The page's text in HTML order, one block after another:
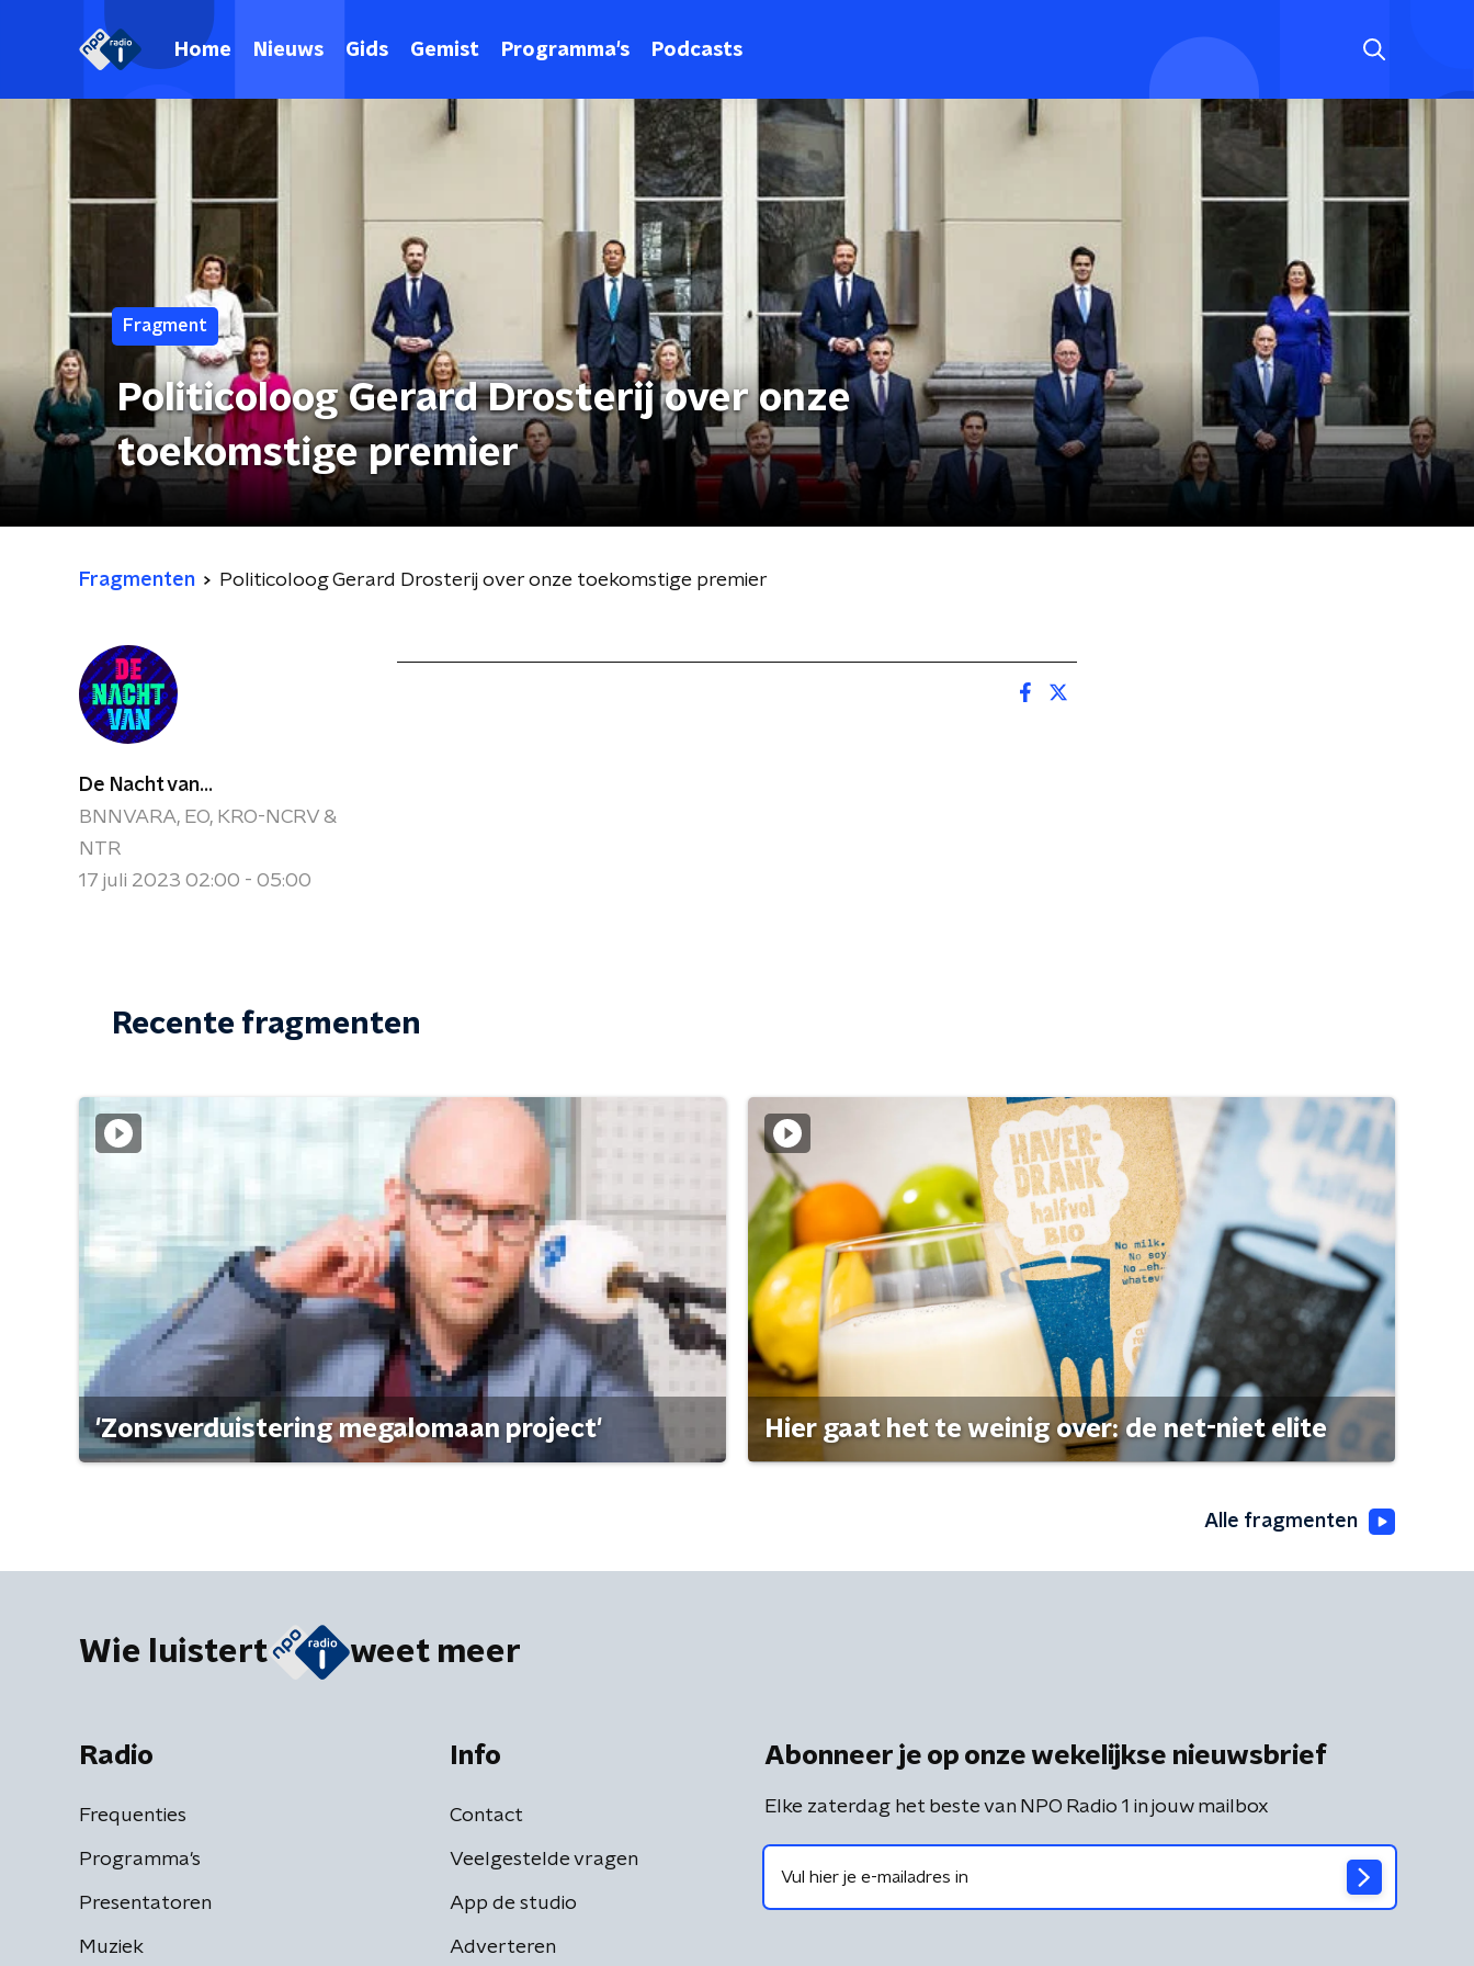
Home Nieuws Gids Gemist Programma's Podcasts
Fragment
Politicoloog Gerard Drosterij over onze
toekomstige premier
Fragmenten Politicoloog Gerard Drosterij over onze toekomstige premier
De Nacht van...
BNNVARA, EO, KRO-NCRV &
NTR
17 juli 2023 02:00 - 05:00
Recente fragmenten
'Zonsverduistering megalomaan project' Hier gaat het te weinig over: de net-niet elite
Alle fragmenten
Wie luistert weet meer
Radio
Frequenties
Programma's
Presentatoren
Muziek
Info
Contact
Veelgestelde vragen
App de studio
Adverteren
Abonneer je op onze wekelijkse nieuwsbrief
Elke zaterdag het beste van NPO Radio 1 in jouw mailbox